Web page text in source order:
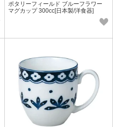
ポタリーフィールド ブルーフラワー
マグカップ 300cc[日本製/洋食器]